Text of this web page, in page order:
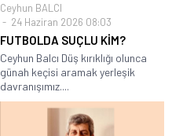
Ceyhun BALCI
24 Haziran 2026 08:03
FUTBOLDA SUÇLU KİM?
Ceyhun Balcı Düş kırıklığı olunca
günah keçisi aramak yerleşik
davranışımız....